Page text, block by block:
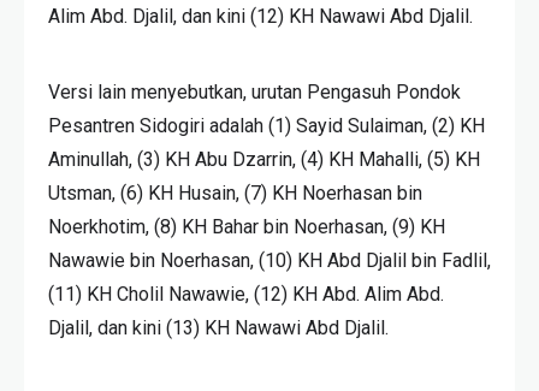
Alim Abd. Djalil, dan kini (12) KH Nawawi Abd Djalil.
Versi lain menyebutkan, urutan Pengasuh Pondok
Pesantren Sidogiri adalah (1) Sayid Sulaiman, (2) KH
Aminullah, (3) KH Abu Dzarrin, (4) KH Mahalli, (5) KH
Utsman, (6) KH Husain, (7) KH Noerhasan bin
Noerkhotim, (8) KH Bahar bin Noerhasan, (9) KH
Nawawie bin Noerhasan, (10) KH Abd Djalil bin Fadlil,
(11) KH Cholil Nawawie, (12) KH Abd. Alim Abd.
Djalil, dan kini (13) KH Nawawi Abd Djalil.